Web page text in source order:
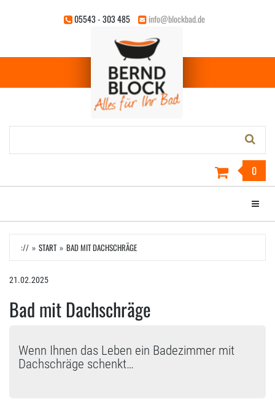
05543 - 303 485 info@blockbad.de
0
Menü
:// START BAD MIT DACHSCHRÄGE
21.02.2025
Bad mit Dachschräge
Wenn Ihnen das Leben ein Badezimmer mit
Dachschräge schenkt…